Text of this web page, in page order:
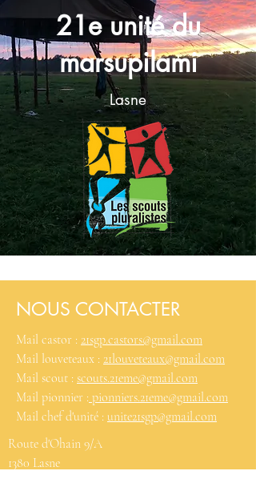
21e unité du
marsupilami
Lasne
NOUS CONTACTER
Mail castor : 21sgp.castors@gmail.com
Mail louveteaux : 21louveteaux@gmail.com
Mail scout : scouts.21eme@gmail.com
Mail pionnier : pionniers.21eme@gmail.com
Mail chef d'unité : unite21sgp@gmail.com
Route d'Ohain 9/A
1380 Lasne